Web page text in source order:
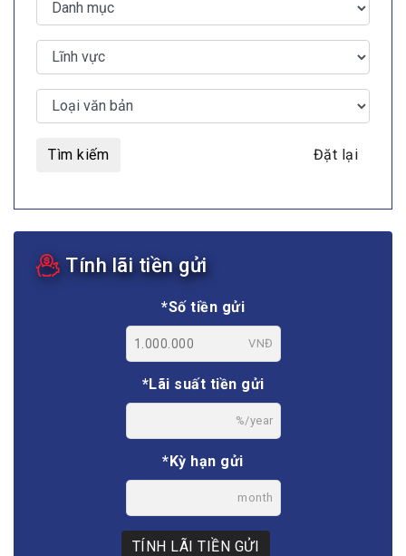
Tìm kiếm Đặt lại
Tính lãi tiền gửi
*Số tiền gửi
VNĐ
*Lãi suất tiền gửi
%/year
*Kỳ hạn gửi
month
TÍNH LÃI TIỀN GỬI